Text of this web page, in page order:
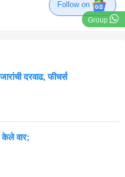
Group
Follow on
दरवाढ, फीचर्स
केले वार;